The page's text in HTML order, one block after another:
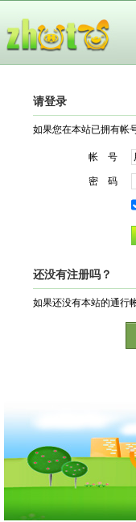
请登录
如果您在本站已拥有帐
帐 号
密 码
还没有注册吗？
如果还没有本站的通行